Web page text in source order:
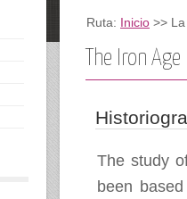
Ruta: Inicio >>
The Iron
The study
been